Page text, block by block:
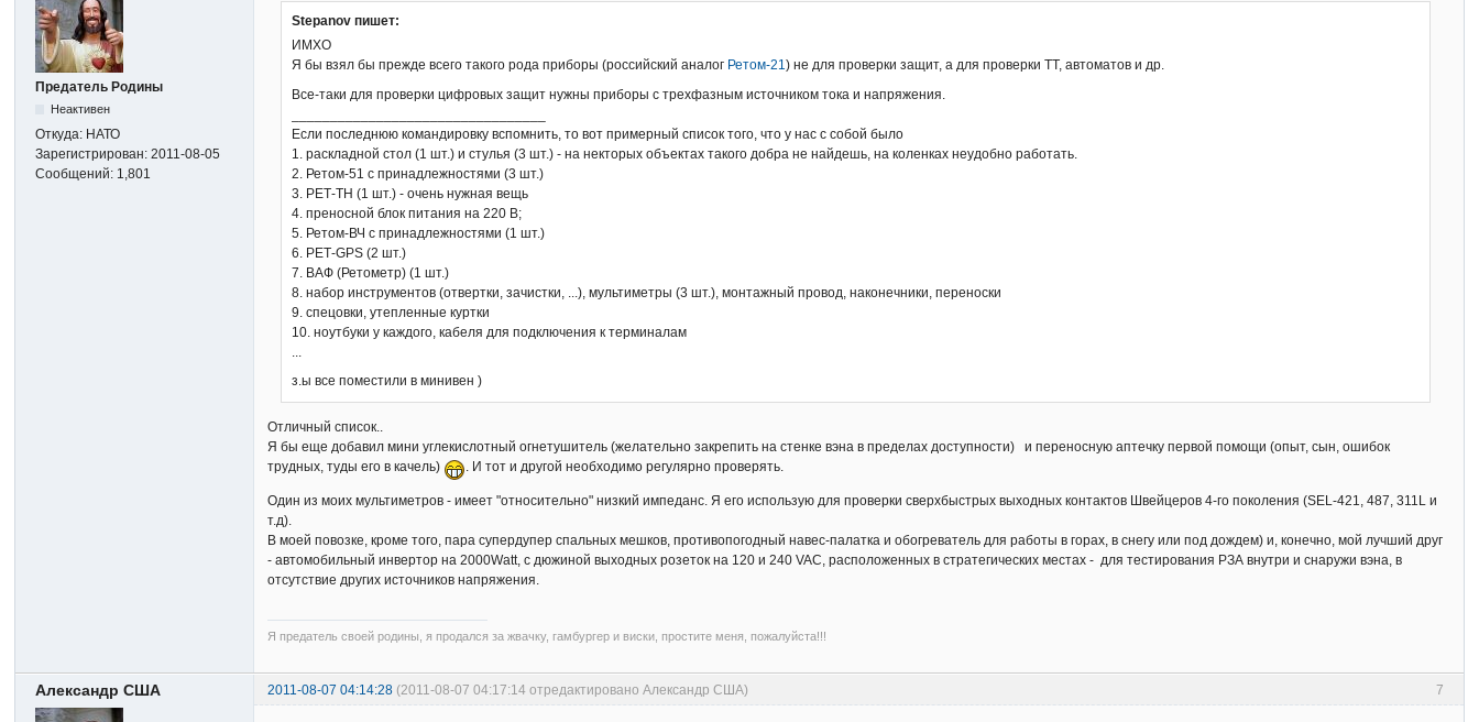
Предатель Родины
Неактивен
Откуда: НАТО
Зарегистрирован:2011-08-05
Сообщений: 1,801
Stepanov пишет:
ИМХО
Я бы взял бы прежде всего такого рода приборы (российский аналог Ретом-21) не для проверки защит, а для проверки ТТ, автоматов и др.
Все-таки для проверки цифровых защит нужны приборы с трехфазным источником тока и напряжения.
Если последнюю командировку вспомнить, то вот примерный список того, что у нас с собой было
1. раскладной стол (1 шт.) и стулья (3 шт.) - на некторых объектах такого добра не найдешь, на коленках неудобно работать.
2. Ретом-51 с принадлежностями (3 шт.)
3. РЕТ-ТН (1 шт.) - очень нужная вещь
4. преносной блок питания на 220 В;
5. Ретом-ВЧ с принадлежностями (1 шт.)
6. РЕТ-GPS (2 шт.)
7. ВАФ (Ретометр) (1 шт.)
8. набор инструментов (отвертки, зачистки, ...), мультиметры (3 шт.), монтажный провод, наконечники, переноски
9. спецовки, утепленные куртки
10. ноутбуки у каждого, кабеля для подключения к терминалам
з.ы все поместили в минивен )
Отличный список..
Я бы еще добавил мини углекислотный огнетушитель (желательно закрепить на стенке вэна в пределах доступности) и переносную аптечку первой помощи (опыт, сын, ошибок
трудных, туды его в качель)
. И тот и другой необходимо регулярно проверять.
Один из моих мультиметров - имеет "относительно" низкий импеданс. Я его использую для проверки сверхбыстрых выходных контактов Швейцеров 4-го поколения (SEL-421, 487, 311L и
т.д).
В моей повозке, кроме того, пара супердупер спальных мешков, противопогодный навес-палатка и обогреватель для работы в горах, в снегу или под дождем) и, конечно, мой лучший друг
- автомобильный инвертор на 2000Watt, c дюжиной выходных розеток на 120 и 240 VAC, расположенных в стратегических местах - для тестирования РЗА внутри и снаружи вэна, в
отсутствие других источников напряжения.
Я предатель своей родины, я продался за жвачку, гамбургер и виски, простите меня, пожалуйста!!!
7
Александр США 2011-08-07 04:14:28 (2011-08-07 04:17:14 отредактировано Александр США)